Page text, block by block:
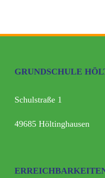
GRUNDSCHULE
Schulstraße 1
49685 Höltinghausen